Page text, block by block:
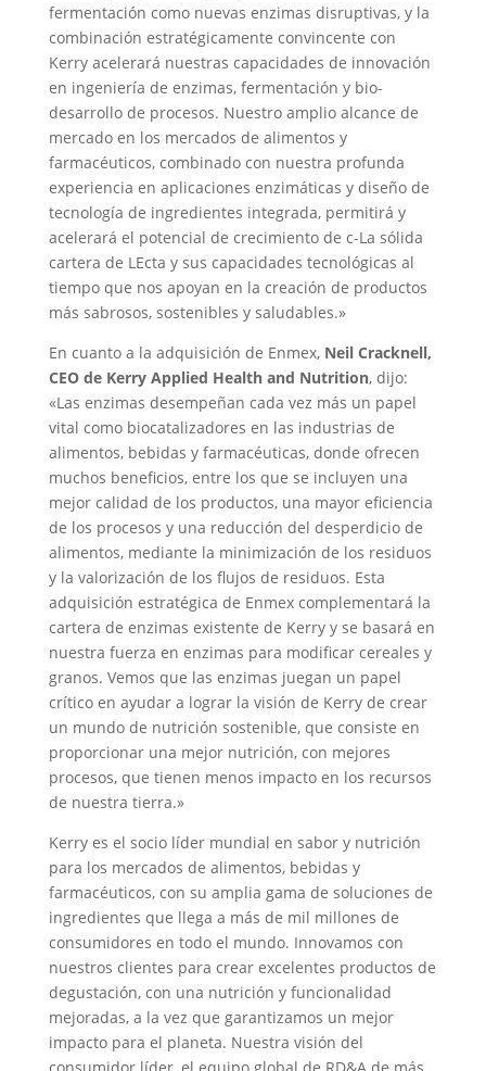
fermentación como nuevas enzimas disruptivas, y la
combinación estratégicamente convincente con
Kerry acelerará nuestras capacidades de innovación
en ingeniería de enzimas, fermentación y bio-
desarrollo de procesos. Nuestro amplio alcance de
mercado en los mercados de alimentos y
farmacéuticos, combinado con nuestra profunda
experiencia en aplicaciones enzimáticas y diseño de
tecnología de ingredientes integrada, permitirá y
acelerará el potencial de crecimiento de c-La sólida
cartera de LEcta y sus capacidades tecnológicas al
tiempo que nos apoyan en la creación de productos
más sabrosos, sostenibles y saludables.»
En cuanto a la adquisición de Enmex, Neil Cracknell,
CEO de Kerry Applied Health and Nutrition, dijo:
«Las enzimas desempeñan cada vez más un papel
vital como biocatalizadores en las industrias de
alimentos, bebidas y farmacéuticas, donde ofrecen
muchos beneficios, entre los que se incluyen una
mejor calidad de los productos, una mayor eficiencia
de los procesos y una reducción del desperdicio de
alimentos, mediante la minimización de los residuos
y la valorización de los flujos de residuos. Esta
adquisición estratégica de Enmex complementará la
cartera de enzimas existente de Kerry y se basará en
nuestra fuerza en enzimas para modificar cereales y
granos. Vemos que las enzimas juegan un papel
crítico en ayudar a lograr la visión de Kerry de crear
un mundo de nutrición sostenible, que consiste en
proporcionar una mejor nutrición, con mejores
procesos, que tienen menos impacto en los recursos
de nuestra tierra.»
Kerry es el socio líder mundial en sabor y nutrición
para los mercados de alimentos, bebidas y
farmacéuticos, con su amplia gama de soluciones de
ingredientes que llega a más de mil millones de
consumidores en todo el mundo. Innovamos con
nuestros clientes para crear excelentes productos de
degustación, con una nutrición y funcionalidad
mejoradas, a la vez que garantizamos un mejor
impacto para el planeta. Nuestra visión del